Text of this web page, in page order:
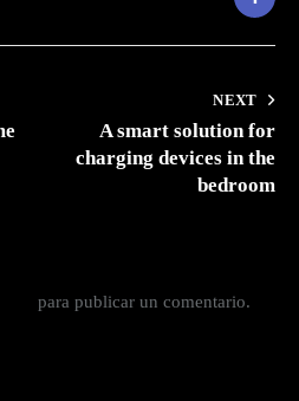
NEXT
A smart solution for
charging devices in the
bedroom
para publicar un comentario.